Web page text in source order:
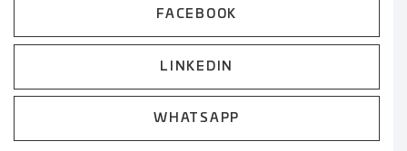
FACEBOOK
LINKEDIN
WHATSAPP